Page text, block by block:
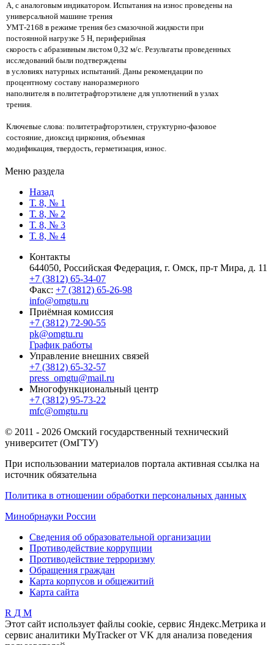
А, с аналоговым индикатором. Испытания на износ проведены на
универсальной машине трения
УМТ-2168 в режиме трения без смазочной жидкости при
постоянной нагрузке 5 Н, периферийная
скорость с абразивным листом 0,32 м/с. Результаты проведенных
исследований были подтверждены
в условиях натурных испытаний. Даны рекомендации по
процентному составу наноразмерного
наполнителя в политетрафторэтилене для уплотнений в узлах
трения.
Ключевые слова: политетрафторэтилен, структурно-фазовое
состояние, диоксид циркония, объемная
модификация, твердость, герметизация, износ.
Меню раздела
Назад
Т. 8, № 1
Т. 8, № 2
Т. 8, № 3
Т. 8, № 4
Контакты
644050, Российская Федерация, г. Омск, пр-т Мира, д. 11
+7 (3812) 65-34-07
Факс: +7 (3812) 65-26-98
info@omgtu.ru
Приёмная комиссия
+7 (3812) 72-90-55
pk@omgtu.ru
График работы
Управление внешних связей
+7 (3812) 65-32-57
press_omgtu@mail.ru
Многофункциональный центр
+7 (3812) 95-73-22
mfc@omgtu.ru
© 2011 - 2026 Омский государственный технический
университет (ОмГТУ)
При использовании материалов портала активная ссылка на
источник обязательна
Политика в отношении обработки персональных данных
Минобрнауки России
Сведения об образовательной организации
Противодействие коррупции
Противодействие терроризму
Обращения граждан
Карта корпусов и общежитий
Карта сайта
R Д М
Этот сайт использует файлы cookie, сервис Яндекс.Метрика и
сервис аналитики MyTracker от VK для анализа поведения